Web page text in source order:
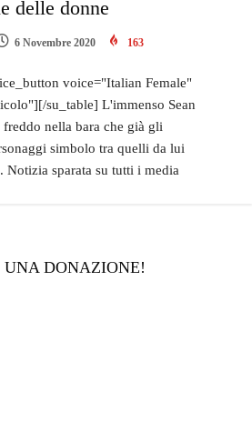
delle donne
6 Novembre 2020 163
voice="Italian Female"
su_table] L'immenso Sean
nella bara che già gli
simbolo tra quelli da lui
Notizia sparata su tutti i media
UNA DONAZIONE!